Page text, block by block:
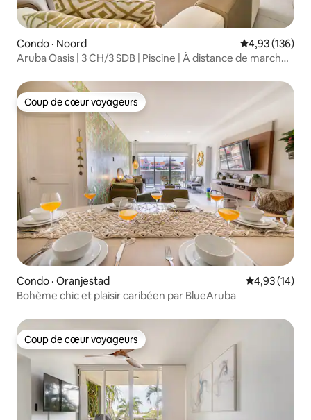
Condo · Noord Note
4,93 (136)
Aruba Oasis | 3 CH/3 SDB | Piscine | À distance de marche
Coup de cœur voyageurs
Coup de cœur voyageurs
Condo · Oranjestad Note
4,93 (14)
Bohème chic et plaisir caribéen par BlueAruba
Coup de cœur voyageurs
Coup de cœur voyageurs